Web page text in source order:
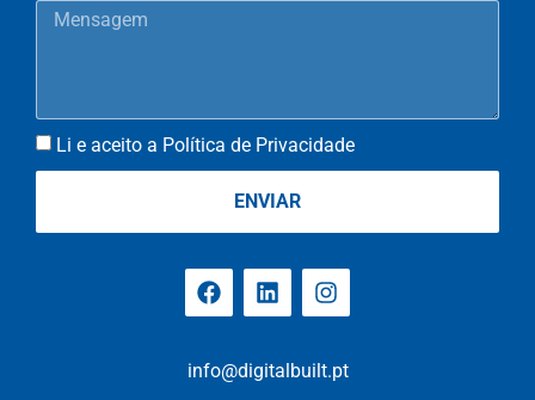
Li e aceito a Política de Privacidade
ENVIAR
info@digitalbuilt.pt